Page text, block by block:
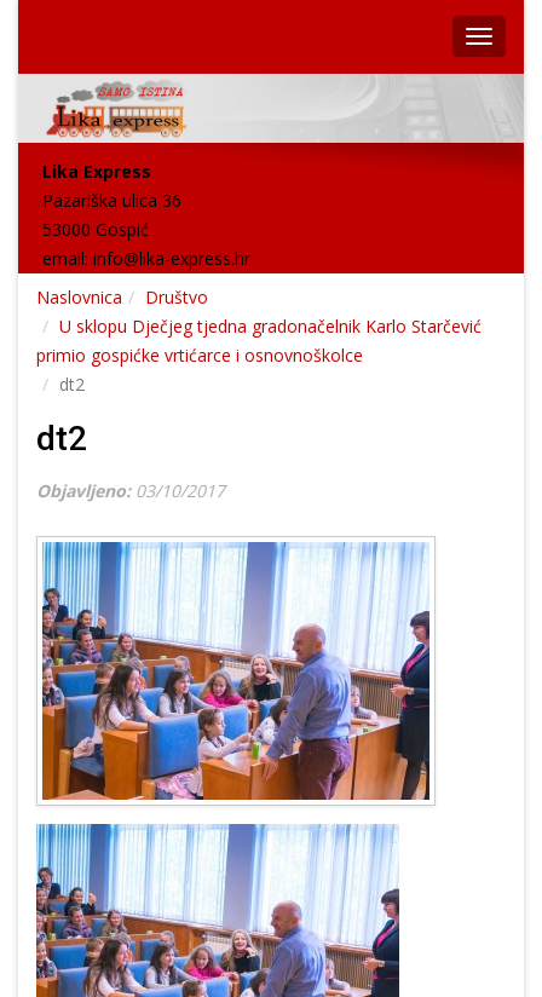
Lika Express
Pazariška ulica 36
53000 Gospić
email: info@lika-express.hr
Naslovnica
Društvo
U sklopu Dječjeg tjedna gradonačelnik Karlo Starčević
primio gospićke vrtićarce i osnovnoškolce
dt2
dt2
Objavljeno: 03/10/2017